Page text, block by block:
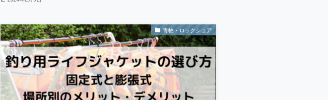
青物・ロックショア